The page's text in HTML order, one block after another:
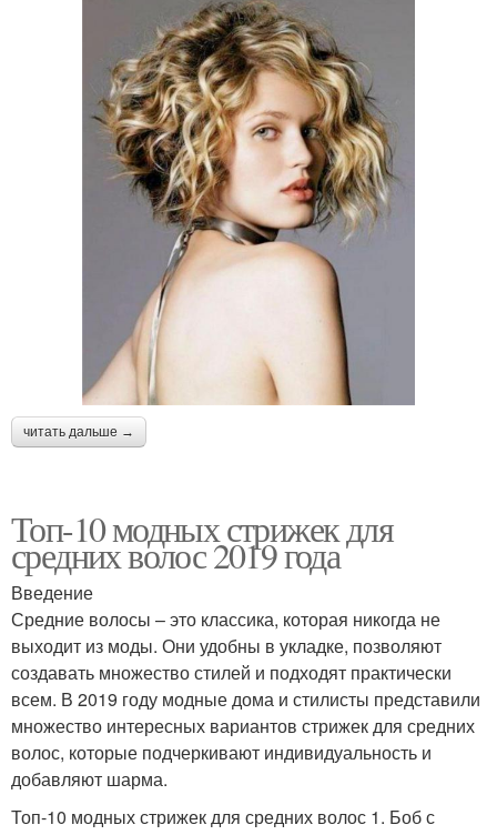
читать дальше →
Топ-10 модных стрижек для
средних волос 2019 года
Введение
Средние волосы – это классика, которая никогда не
выходит из моды. Они удобны в укладке, позволяют
создавать множество стилей и подходят практически
всем. В 2019 году модные дома и стилисты представили
множество интересных вариантов стрижек для средних
волос, которые подчеркивают индивидуальность и
добавляют шарма.
Топ-10 модных стрижек для средних волос 1. Боб с